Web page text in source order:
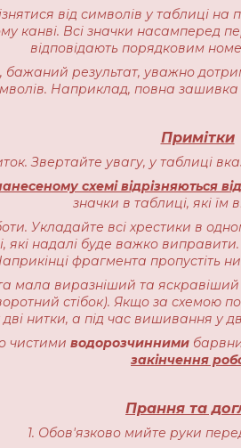
від символів у таблиці
канві. Всі значки насамперед
відповідають порядковим
результат, уважно
Наприклад, повна зашивка
Примітки
Звертайте увагу, у таблиці
схемі відрізняються
значки в таблиці, які їм
Укладайте всі хрестики в
надалі буде важко
фрагмента пропустіть
мала виразніший та яскравіший
стібок). Якщо за схемою
нитки, а під час вишивання у
чистими водорозчинними
закінчення
Прання та
1. Обов'язково мийте руки